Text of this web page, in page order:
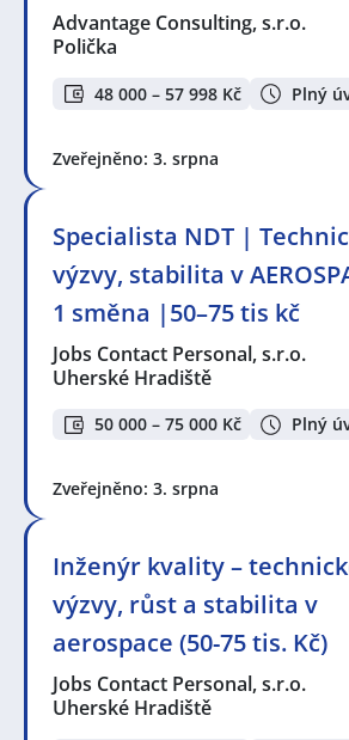
Advantage Consulting, s.r.o.
Polička
48 000 – 57 998 Kč Plný
Zveřejněno: 3. srpna
Specialista NDT |
výzvy, stabilita v
1 směna |50–75 tis kč
Jobs Contact Personal, s.r.o.
Uherské Hradiště
50 000 – 75 000 Kč Plný
Zveřejněno: 3. srpna
Inženýr kvality –
výzvy, růst a stabilita v
aerospace (50-75 tis. Kč)
Jobs Contact Personal, s.r.o.
Uherské Hradiště